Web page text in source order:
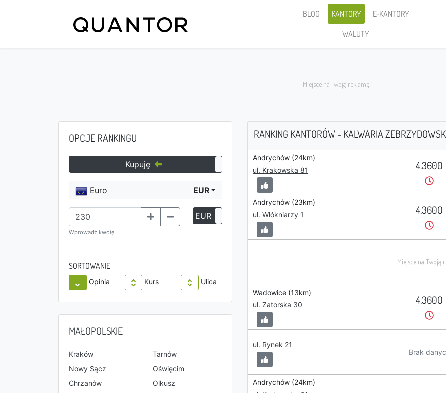
BLOG KANTORY
E-KANTORY
WALUTY
OPCJE RANKINGU
Kupuję Sprzedaję
Euro EUR
Wprowadź kwotę
EUR
SORTOWANIE
Opinia Kurs Ulica
MAŁOPOLSKIE
Kraków
Tarnów
Nowy Sącz
Oświęcim
Chrzanów
Olkusz
RANKING KANTORÓW - KALWARIA
Andrychów (24km)
ul. Krakowska 81
4.3600
Andrychów (23km)
ul. Włókniarzy 1
4.3600
Wadowice (13km)
ul. Zatorska 30
4.3600
ul. Rynek 21
Brak
Andrychów (24km)